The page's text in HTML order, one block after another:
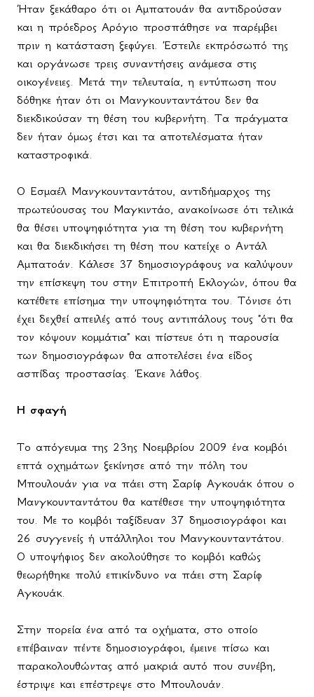
Ήταν ξεκάθαρο ότι οι Αμπατουάν θα αντιδρούσαν
και η πρόεδρος Αρόγιο προσπάθησε να παρέμβει
πριν η κατάσταση ξεφύγει. Έστειλε εκπρόσωπό της
και οργάνωσε τρεις συναντήσεις ανάμεσα στις
οικογένειες. Μετά την τελευταία, η εντύπωση που
δόθηκε ήταν ότι οι Μανγκουνταντάτου δεν θα
διεκδικούσαν τη θέση του κυβερνήτη. Τα πράγματα
δεν ήταν όμως έτσι και τα αποτελέσματα ήταν
καταστροφικά.
Ο Εσμαέλ Μανγκουνταντάτου, αντιδήμαρχος της
πρωτεύουσας του Μαγκιντάο, ανακοίνωσε ότι τελικά
θα θέσει υποψηφιότητα για τη θέση του κυβερνήτη
και θα διεκδικήσει τη θέση που κατείχε ο Αντάλ
Αμπατοάν. Κάλεσε 37 δημοσιογράφους να καλύψουν
την επίσκεψη του στην Επιτροπή Εκλογών, όπου θα
κατέθετε επίσημα την υποψηφιότητα του. Τόνισε ότι
έχει δεχθεί απειλές από τους αντιπάλους τους "ότι θα
τον κόψουν κομμάτια" και πίστευε ότι η παρουσία
των δημοσιογράφων θα αποτελέσει ένα είδος
ασπίδας προστασίας. Έκανε λάθος.
Η σφαγή
To απόγευμα της 23ης Νοεμβρίου 2009 ένα κομβόι
επτά οχημάτων ξεκίνησε από την πόλη του
Μπουλουάν για να πάει στη Σαρίφ Αγκουάκ όπου ο
Μανγκουνταντάτου θα κατέθεσε την υποψηφιότητα
του. Με το κομβόι ταξίδευαν 37 δημοσιογράφοι και
26 συγγενείς ή υπάλληλοι του Μανγκουνταντάτου.
Ο υποψήφιος δεν ακολούθησε το κομβόι καθώς
θεωρήθηκε πολύ επικίνδυνο να πάει στη Σαρίφ
Αγκουάκ.
Στην πορεία ένα από τα οχήματα, στο οποίο
επέβαιναν πέντε δημοσιογράφοι, έμεινε πίσω και
παρακολουθώντας από μακριά αυτό που συνέβη,
έστριψε και επέστρεψε στο Μπουλουάν.